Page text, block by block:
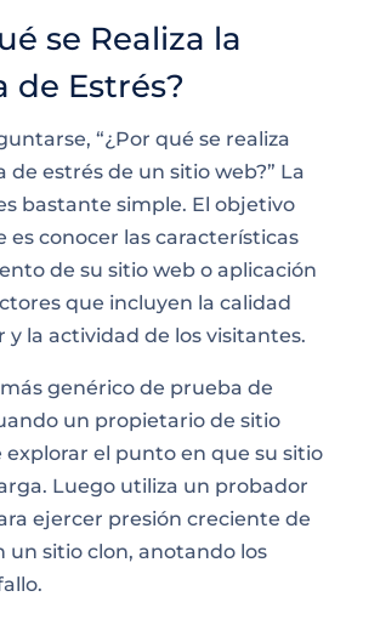
se Realiza la
de Estrés?
“¿Por qué se realiza
de estrés de un sitio web?” La
bastante simple. El objetivo
es conocer las características
de su sitio web o aplicación
que incluyen la calidad
y la actividad de los visitantes.
genérico de prueba de
un propietario de sitio
el punto en que su sitio
Luego utiliza un probador
ejercer presión creciente de
un sitio clon, anotando los